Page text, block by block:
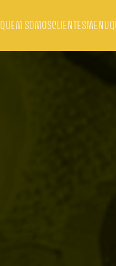
QUEM SOMOSCLIENTESMENU